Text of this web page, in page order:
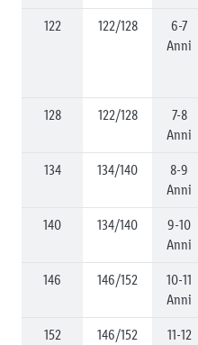
122 122/128
6-7
Anni
128 122/128
7-8
Anni
134 134/140
8-9
Anni
140 134/140
9-10
Anni
146 146/152
10-11
Anni
152 146/152
11-12